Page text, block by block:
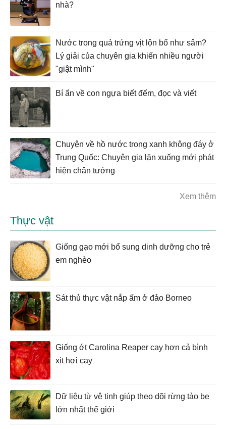
nhà?
Nước trong quả trứng vịt lộn bổ như sâm?
Lý giải của chuyên gia khiến nhiều người
"giật mình"
Bí ẩn về con ngựa biết đếm, đọc và viết
Chuyện về hồ nước trong xanh không đáy ở
Trung Quốc: Chuyên gia lặn xuống mới phát
hiện chân tướng
Xem thêm
Thực vật
Giống gạo mới bổ sung dinh dưỡng cho trẻ
em nghèo
Sát thủ thực vật nắp ấm ở đảo Borneo
Giống ớt Carolina Reaper cay hơn cả bình
xịt hơi cay
Dữ liệu từ vệ tinh giúp theo dõi rừng tảo bẹ
lớn nhất thế giới